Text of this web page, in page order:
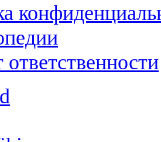
ответственности